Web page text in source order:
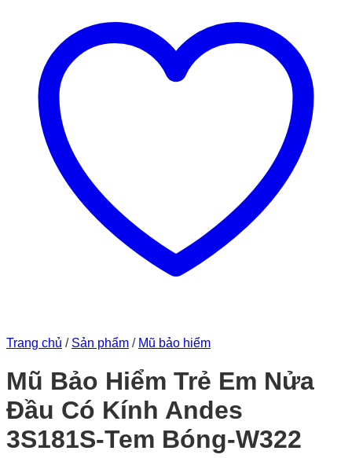
Trang chủ / Sản phẩm / Mũ bảo hiểm
Mũ Bảo Hiểm Trẻ Em Nửa
Đầu Có Kính Andes
3S181S-Tem Bóng-W322